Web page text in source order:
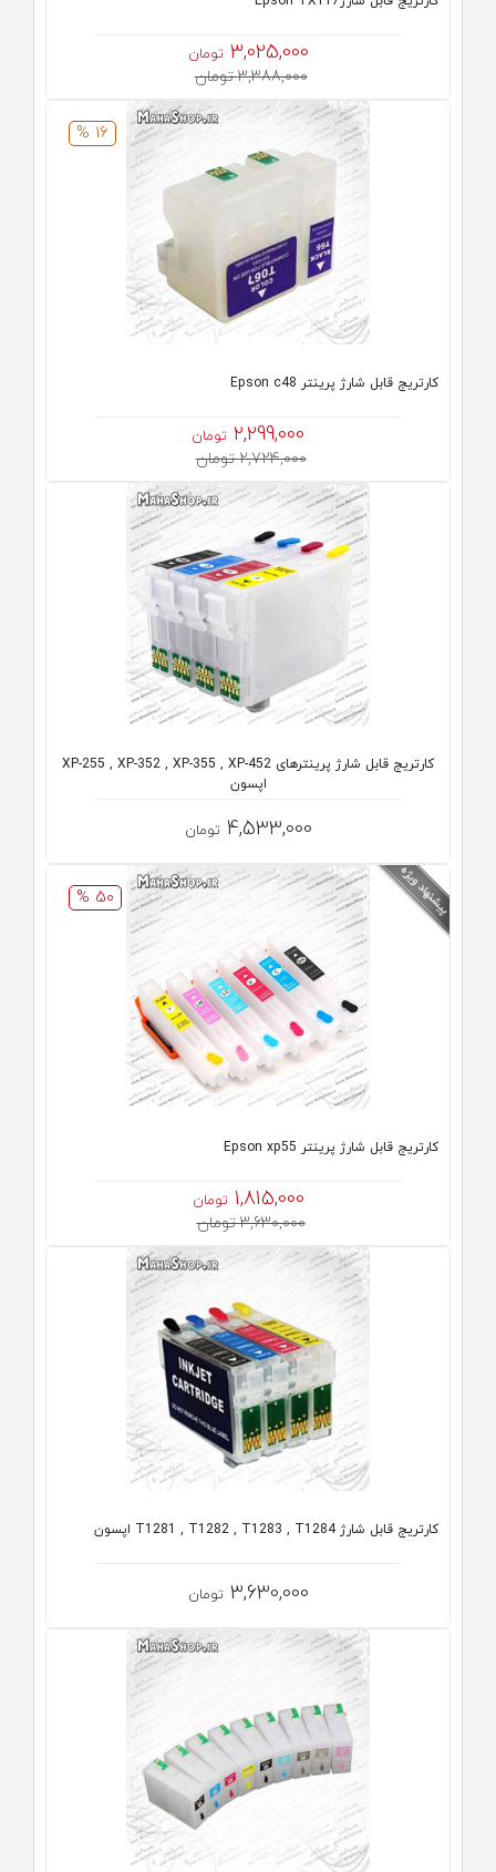
3,025,000 تومان
3,388,000 تومان
16 %
کارتریج قابل شارژ پرینتر Epson c48
2,299,000 تومان
2,724,000 تومان
کارتریج قابل شارژ پرینترهای XP-255 , XP-352 , XP-355 , XP-452
اپسون
4,533,000 تومان
50 %
کارتریج قابل شارژ پرینتر Epson xp55
1,815,000 تومان
3,630,000 تومان
كارتريج قابل شارژ T1281 , T1282 , T1283 , T1284 اپسون
3,630,000 تومان